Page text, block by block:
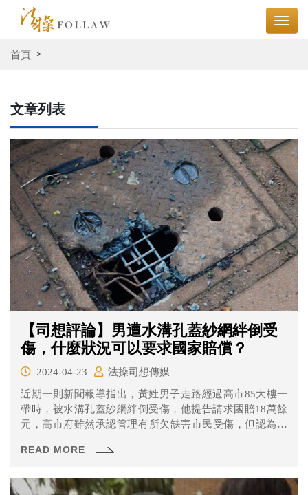
首頁
文章列表
【司想評論】男遭水溝孔蓋紗網絆倒受
傷，什麼狀況可以要求國家賠償？
2024-04-23
法操司想傳媒
近期一則新聞報導指出，黃姓男子走路經過高市85大樓一
帶時，被水溝孔蓋紗網絆倒受傷，他提告請求國賠18萬餘
元，高市府雖然承認管理有所欠缺害市民受傷，但認為砂
但法官發現，紗網破損處遭塵土覆蓋，肉眼難以發現，不
READ MORE